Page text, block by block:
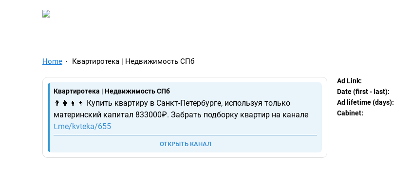
TelegramAds.com — Telegram Ads Spy
Home Квартиротека | Недвижимость СПб
Квартиротека | Недвижимость СПб
👨‍👩‍👧‍👦 Купить квартиру в Санкт-Петербурге, используя только
материнский капитал 833000₽. Забрать подборку квартир на канале
t.me/kvteka/655
ОТКРЫТЬ КАНАЛ
Ad Link:
Date (first - last):
Ad lifetime (days):
Cabinet: